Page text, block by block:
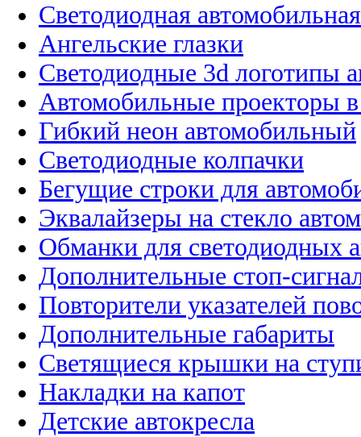
Светодиодная
Ангельские глазки
Светодиодные 3d логотипы
Автомобильные проекторы
Гибкий неон автомобильный
Светодиодные колпачки
Бегущие строки для
Эквалайзеры на стекло
Обманки для светодиодных
Дополнительные стоп-
Повторители указателей
Дополнительные габариты
Светящиеся крышки на
Накладки на капот
Детские автокресла